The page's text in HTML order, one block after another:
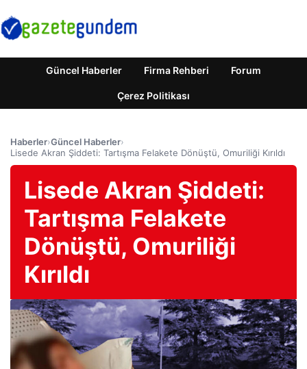
Güncel Haberler Firma Rehberi Forum
Çerez Politikası
Haberler›Güncel Haberler›
Lisede Akran Şiddeti: Tartışma Felakete Dönüştü, Omuriliği Kırıldı
Lisede Akran Şiddeti:
Tartışma Felakete
Dönüştü, Omuriliği
Kırıldı